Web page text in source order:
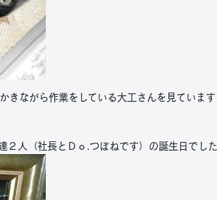
きながら作業をしている大工さんを見ています
２人（社長とＤｏ.つぼねです）の誕生日でした